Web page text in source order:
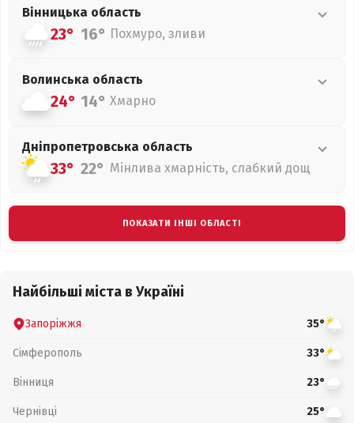
Вінницька область
23° 16° Похмуро, зливи
Волинська область
24° 14° Хмарно
Дніпропетровська область
33° 22° Мінлива хмарність, слабкий дощ
ПОКАЗАТИ ІНШІ ОБЛАСТІ
Найбільші міста в Україні
Запоріжжя 35°
Сімферополь 33°
Вінниця 23°
Чернівці 25°